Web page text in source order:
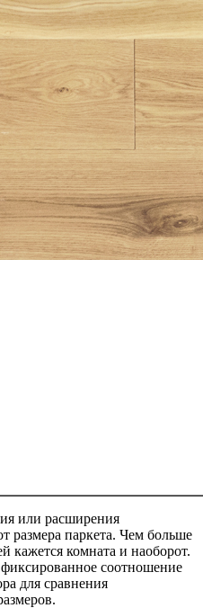
или расширения
размера паркета. Чем больше
кажется комната и наоборот.
соотношение
для сравнения